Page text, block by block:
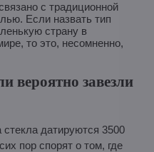
с традиционной
Если назвать тип
страну в
то это, несомненно,
вероятно завезли
датируются 3500
пор спорят о том, где